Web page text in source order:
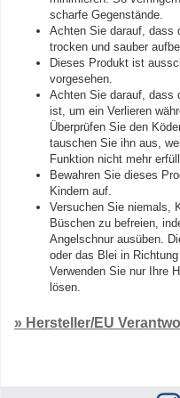
scharfe Gegenstände.
Achten Sie darauf, dass
trocken und sauber
Dieses Produkt ist
vorgesehen.
Achten Sie darauf, dass
ist, um ein Verlieren
Überprüfen Sie den
tauschen Sie ihn aus,
Funktion nicht mehr
Bewahren Sie dieses
Kindern auf.
Versuchen Sie niemals,
Büschen zu befreien,
Angelschnur ausüben.
oder das Blei in
Verwenden Sie nur Ihre
lösen.
» Hersteller/EU